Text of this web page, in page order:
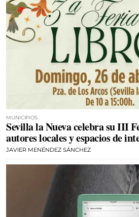
MUNICIPIOS
Sevilla la Nueva celebra su III
autores locales y espacios de
JAVIER MENÉNDEZ SÁNCHEZ